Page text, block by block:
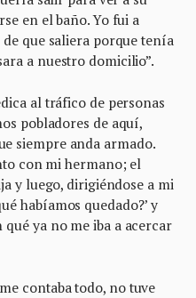
en el baño. Yo fui a
que saliera porque tenía
a nuestro domicilio”.
al tráfico de personas
pobladores de aquí,
siempre anda armado.
con mi hermano; el
y luego, dirigiéndose a mi
habíamos quedado?’ y
ya no me iba a acercar
contaba todo, no tuve